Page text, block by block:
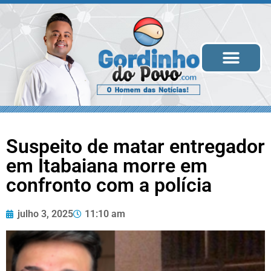
Suspeito de matar entregador
em Itabaiana morre em
confronto com a polícia
julho 3, 2025 11:10 am